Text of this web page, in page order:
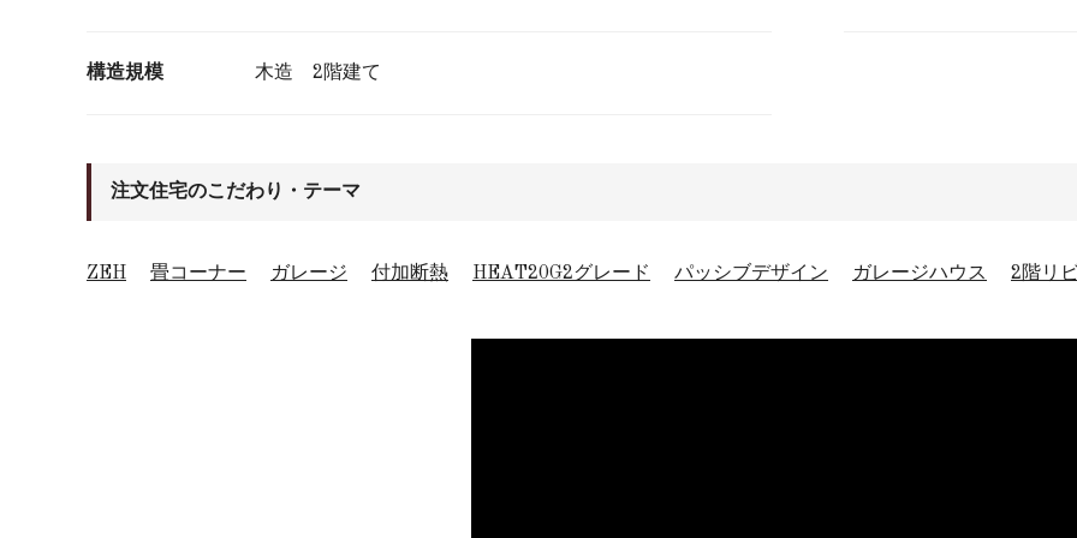
構造規模 木造 2階建て
注文住宅のこだわり・テーマ
ZEH 畳コーナー ガレージ 付加断熱 HEAT20G2グレード パッシブデザイン ガレージハウス 2階リ